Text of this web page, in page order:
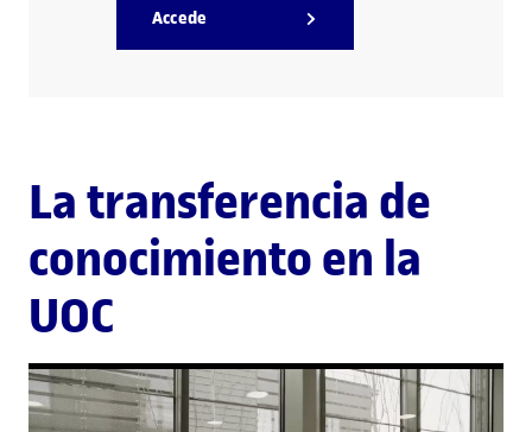
Accede
La transferencia de
conocimiento en la
UOC